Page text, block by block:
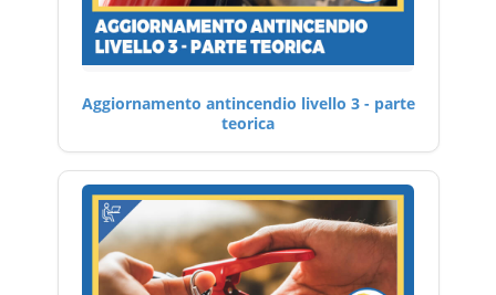
Aggiornamento antincendio livello 3 - parte
teorica